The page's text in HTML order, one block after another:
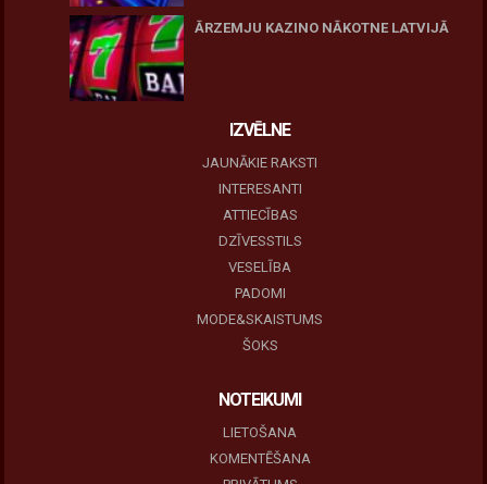
ĀRZEMJU KAZINO NĀKOTNE LATVIJĀ
IZVĒLNE
JAUNĀKIE RAKSTI
INTERESANTI
ATTIECĪBAS
DZĪVESSTILS
VESELĪBA
PADOMI
MODE&SKAISTUMS
ŠOKS
NOTEIKUMI
LIETOŠANA
KOMENTĒŠANA